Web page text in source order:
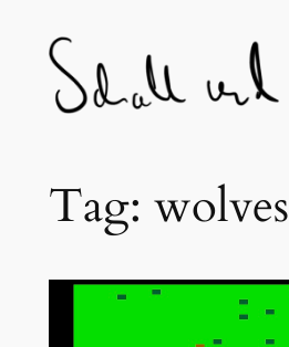
content
Tag: wolves